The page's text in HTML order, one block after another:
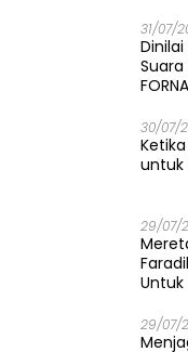
31/07/
30/07/
untuk
29/07/
Untuk
29/07/